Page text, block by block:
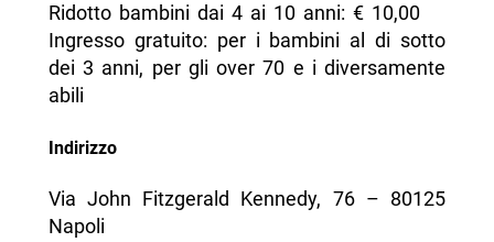
Ridotto bambini dai 4 ai 10 anni: € 10,00
Ingresso gratuito: per i bambini al di sotto
dei 3 anni, per gli over 70 e i diversamente
abili
Indirizzo
Via John Fitzgerald Kennedy, 76 – 80125
Napoli